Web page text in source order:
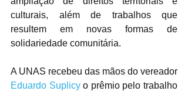
culturais, além de trabalhos que
resultem em novas formas de
solidariedade comunitária.
Eduardo Suplicy o prêmio pelo trabalho